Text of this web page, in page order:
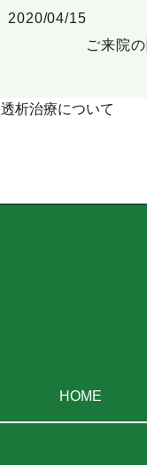
2020/04/15
ご来院
透析治療について
HOME